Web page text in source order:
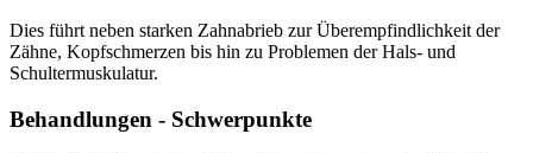
Dies führt neben starken Zahnabrieb zur Überempfindlichkeit der
Zähne, Kopfschmerzen bis hin zu Problemen der Hals- und
Schultermuskulatur.
Behandlungen - Schwerpunkte